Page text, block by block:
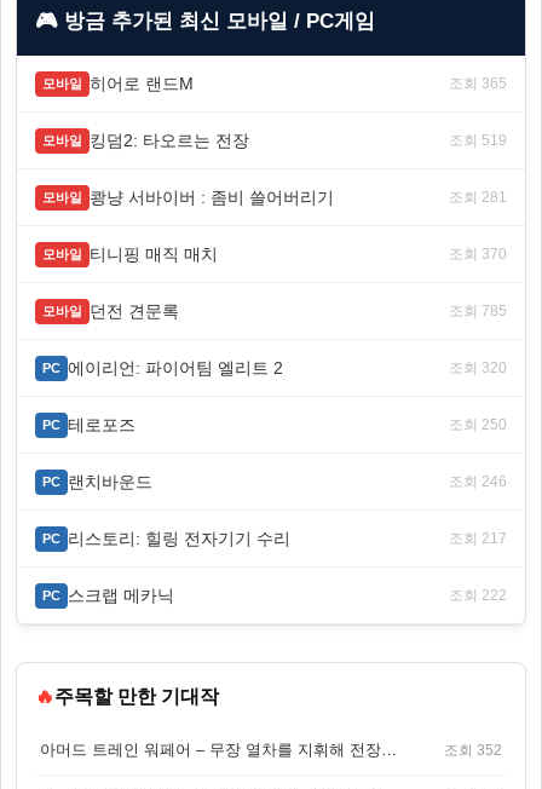
🎮 방금 추가된 최신 모바일 / PC게임
모바일 히어로 랜드M 조회 365
모바일 킹덤2: 타오르는 전장 조회 519
모바일 쾅냥 서바이버 : 좀비 쓸어버리기 조회 281
모바일 티니핑 매직 매치 조회 370
모바일 던전 견문록 조회 785
PC 에이리언: 파이어팀 엘리트 2 조회 320
PC 테로포즈 조회 250
PC 랜치바운드 조회 246
PC 리스토리: 힐링 전자기기 수리 조회 217
PC 스크랩 메카닉 조회 222
🔥주목할 만한 기대작
아머드 트레인 워페어 – 무장 열차를 지휘해 전장을 돌파하는 생존 전투 게임 조회 352